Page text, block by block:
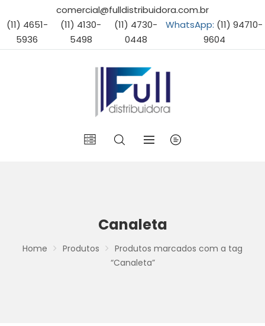
comercial@fulldistribuidora.com.br
(11) 4651-
5936
(11) 4130-
5498
(11) 4730-
0448
WhatsApp: (11) 94710-
9604
Canaleta
Home Produtos
Produtos marcados com a tag
“Canaleta”